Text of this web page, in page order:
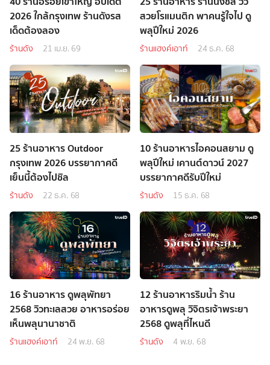
2026 ใกล้กรุงเทพ ร้านดังรส
เด็ดต้องลอง
ร้านดัง 21 เม.ย. 69
สวยโรแมนติก พาคนรู้ใจไป ดู
พลุปีใหม่ 2026
ร้านแฮงค์เอาท์ 24 ธ.ค. 68
25 ร้านอาหาร Outdoor
กรุงเทพ 2026 บรรยากาศดี
เย็นนี้ต้องไปชิล
ร้านดัง 22 ธ.ค. 68
10 ร้านอาหารไอคอนสยาม ดู
พลุปีใหม่ เคานต์ดาวน์ 2027
บรรยากาศดีรับปีใหม่
ร้านดัง 15 ธ.ค. 68
16 ร้านอาหาร ดูพลุพัทยา
2568 วิวทะเลสวย อาหารอร่อย
เห็นพลุนานาชาติ
ร้านแฮงค์เอาท์ 24 พ.ย. 68
12 ร้านอาหารริมน้ำ ร้าน
อาหารดูพลุ วิจิตรเจ้าพระยา
2568 ดูพลุที่ไหนดี
ร้านดัง 4 พ.ย. 68